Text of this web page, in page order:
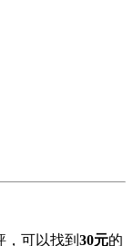
可以找到 30元的